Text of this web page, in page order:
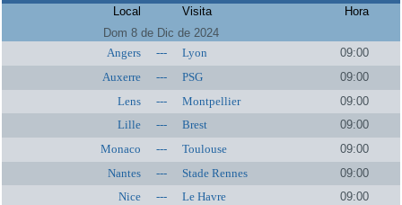
Local Visita
Hora
Dom 8 de Dic de 2024
Angers
--- Lyon
09:00
Auxerre
--- PSG
09:00
Lens
--- Montpellier
09:00
Lille
--- Brest
09:00
Monaco
--- Toulouse
09:00
Nantes
--- Stade Rennes
09:00
Nice
--- Le Havre
09:00